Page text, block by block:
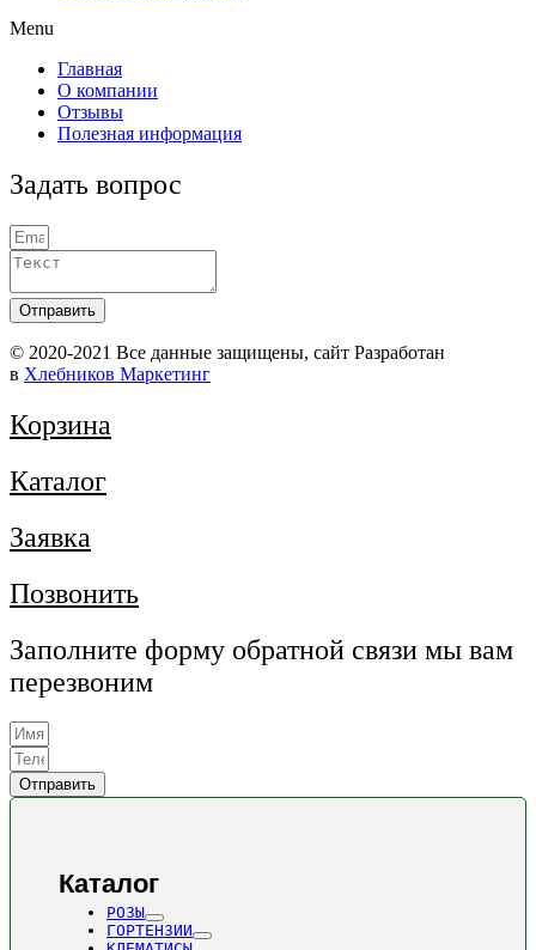
Menu
Главная
О компании
Отзывы
Полезная информация
Задать вопрос
Отправить
© 2020-2021 Вcе данные защищены, сайт Разработан
в Хлебников Маркетинг
Корзина
Каталог
Заявка
Позвонить
Заполните форму обратной связи мы вам
перезвоним
Отправить
Каталог
РОЗЫ
ГОРТЕНЗИИ